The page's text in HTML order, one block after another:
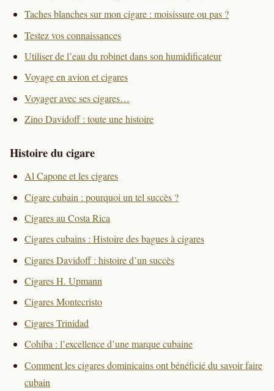
Taches blanches sur mon cigare : moisissure ou pas ?
Testez vos connaissances
Utiliser de l’eau du robinet dans son humidificateur
Voyage en avion et cigares
Voyager avec ses cigares…
Zino Davidoff : toute une histoire
Histoire du cigare
Al Capone et les cigares
Cigare cubain : pourquoi un tel succès ?
Cigares au Costa Rica
Cigares cubains : Histoire des bagues à cigares
Cigares Davidoff : histoire d’un succès
Cigares H. Upmann
Cigares Montecristo
Cigares Trinidad
Cohiba : l’excellence d’une marque cubaine
Comment les cigares dominicains ont bénéficié du savoir faire
cubain